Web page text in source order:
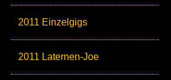
2011 Einzelgigs
2011 Laternen-Joe